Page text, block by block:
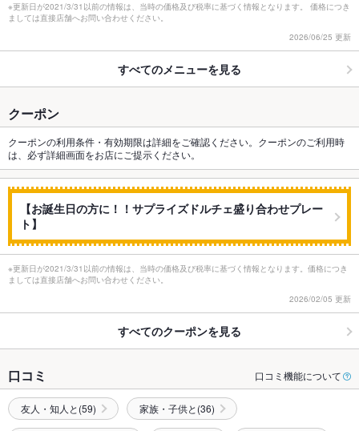
※更新日が2021/3/31以前の情報は、当時の価格及び税率に基づく情報となります。 価格につき
ましては直接店舗へお問い合わせください。
2026/06/25 更新
すべてのメニューを見る
クーポン
クーポンの利用条件・有効期限は詳細をご確認ください。クーポンのご利用時
は、必ず詳細画面をお店にご提示ください。
【お誕生日の方に！！サプライズドルチェ盛り合わせプレー
ト】
※更新日が2021/3/31以前の情報は、当時の価格及び税率に基づく情報となります。価格につき
ましては直接店舗へお問い合わせください。
2026/02/05 更新
すべてのクーポンを見る
口コミ 口コミ機能について
友人・知人と(59) 家族・子供と(36)